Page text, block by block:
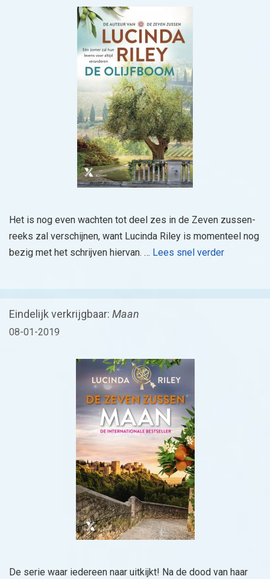
Het is nog even wachten tot deel zes in de Zeven zussen-
reeks zal verschijnen, want Lucinda Riley is momenteel nog
bezig met het schrijven hiervan. … Lees snel verder
Eindelijk verkrijgbaar: Maan
08-01-2019
De serie waar iedereen naar uitkijkt! Na de dood van haar